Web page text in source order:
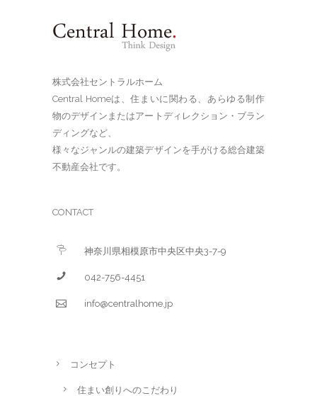
株式会社セントラルホーム
Central Homeは、住まいに関わる、あらゆる制作
物のデザインまたはアートディレクション・ブラン
ディングなど、
様々なジャンルの建築デザインを手がける総合建築
不動産会社です。
CONTACT
神奈川県相模原市中央区中央3-7-9
042-756-4451
info@centralhome.jp
コンセプト
住まい創りへのこだわり